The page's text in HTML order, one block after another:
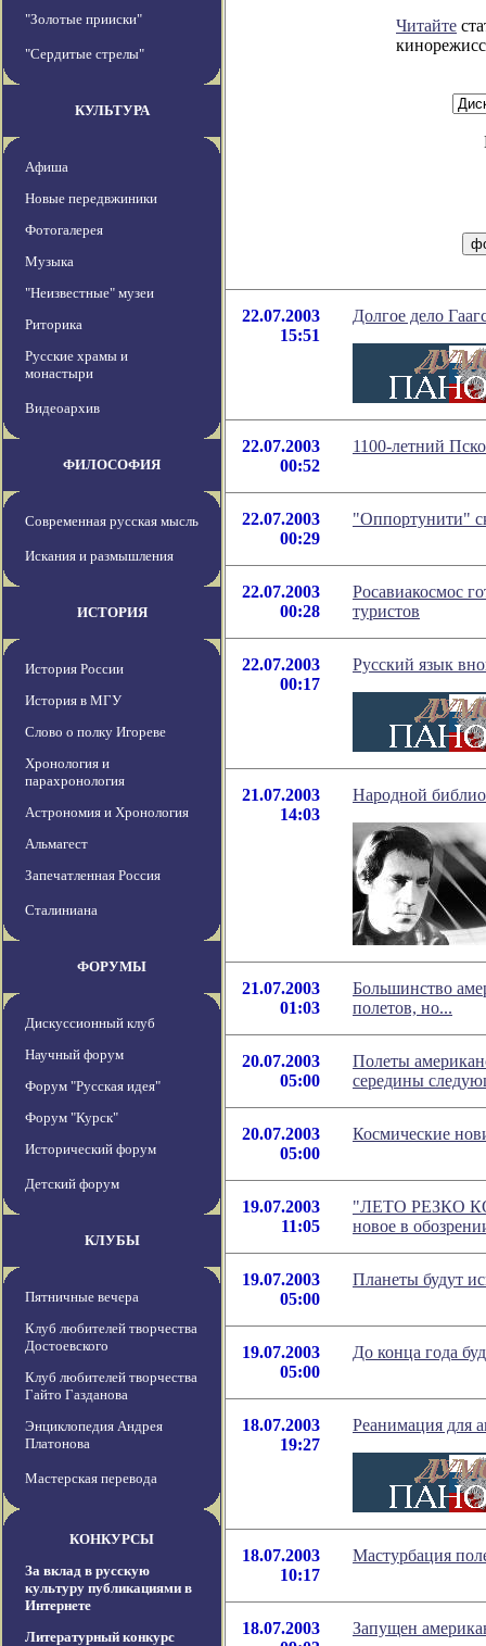
"Золотые прииски"
"Сердитые стрелы"
КУЛЬТУРА
Афиша
Новые передвжиники
Фотогалерея
Музыка
"Неизвестные" музеи
Риторика
Русские храмы и
монастыри
Видеоархив
ФИЛОСОФИЯ
Современная русская мысль
Искания и размышления
ИСТОРИЯ
История России
История в МГУ
Слово о полку Игореве
Хронология и
парахронология
Астрономия и Хронология
Альмагест
Запечатленная Россия
Сталиниана
ФОРУМЫ
Дискуссионный клуб
Научный форум
Форум "Русская идея"
Форум "Курск"
Исторический форум
Детский форум
КЛУБЫ
Пятничные вечера
Клуб любителей творчества
Достоевского
Клуб любителей творчества
Гайто Газданова
Энциклопедия Андрея
Платонова
Мастерская перевода
КОНКУРСЫ
За вклад в русскую
культуру публикациями в
Интернете
Литературный конкурс
Читайте
22.07.2003
15:51
Долгое дело
22.07.2003
00:52
1100-летний
22.07.2003
00:29
"Оппортунити"
22.07.2003
00:28
Росавиакосмос
туристов
22.07.2003
00:17
Русский язык
21.07.2003
14:03
Народной
21.07.2003
01:03
Большинство
полетов, но...
20.07.2003
05:00
Полеты
середины
20.07.2003
05:00
Космические
19.07.2003
11:05
"ЛЕТО РЕЗКО
новое в
19.07.2003
05:00
Планеты будут
19.07.2003
05:00
До конца года
18.07.2003
19:27
Реанимация для
18.07.2003
10:17
Мастурбация
18.07.2003
Запущен